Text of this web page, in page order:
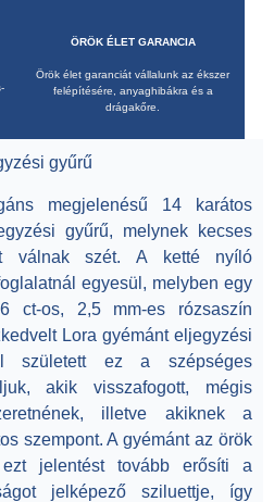
ÖRÖK ÉLET GARANCIA
Örök élet garanciát vállalunk az ékszer
felépítésére, anyaghibákra és a
drágakőre.
gyűrű
megjelenésű 14 karátos
gyűrű, melynek kecses
válnak szét.A ketté nyíló
egyesül, melyben egy
ct-os, 2,5 mm-es rózsaszín
Lora gyémánt eljegyzési
született ez a szépséges
akik visszafogott, mégis
illetve akiknek a
szempont. A gyémánt az örök
ezt jelentést tovább erősíti a
jelképező sziluettje, így